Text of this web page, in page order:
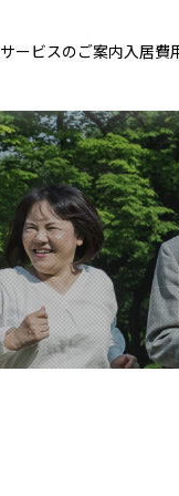
サービスのご案内入居費